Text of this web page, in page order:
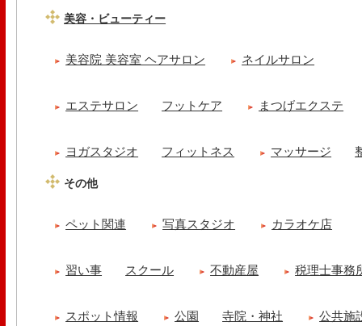
美容・ビューティー
美容院 美容室 ヘアサロン ネイルサロン
エステサロン フットケア まつげエクステ
ヨガスタジオ フィットネス マッサージ
その他
ペット関連 写真スタジオ カラオケ店
習い事 スクール 不動産屋 税理士事務
スポット情報 公園 寺院・神社 公共施